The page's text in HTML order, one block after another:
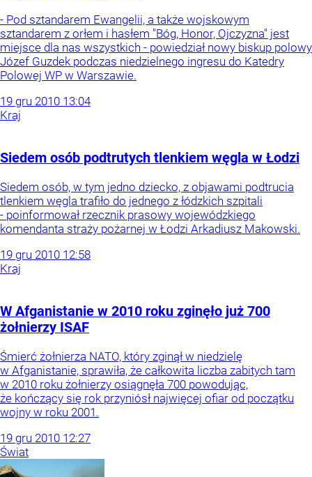
- Pod sztandarem Ewangelii, a także wojskowym
sztandarem z orłem i hasłem "Bóg, Honor, Ojczyzna" jest
miejsce dla nas wszystkich - powiedział nowy biskup polowy
Józef Guzdek podczas niedzielnego ingresu do Katedry
Polowej WP w Warszawie.
19 gru 2010 13:04
Kraj
Siedem osób podtrutych tlenkiem węgla w Łodzi
Siedem osób, w tym jedno dziecko, z objawami podtrucia
tlenkiem węgla trafiło do jednego z łódzkich szpitali
- poinformował rzecznik prasowy wojewódzkiego
komendanta straży pożarnej w Łodzi Arkadiusz Makowski.
19 gru 2010 12:58
Kraj
W Afganistanie w 2010 roku zginęło już 700
żołnierzy ISAF
Śmierć żołnierza NATO, który zginął w niedzielę
w Afganistanie, sprawiła, że całkowita liczba zabitych tam
w 2010 roku żołnierzy osiągnęła 700 powodując,
że kończący się rok przyniósł najwięcej ofiar od początku
wojny w roku 2001.
19 gru 2010 12:27
Świat